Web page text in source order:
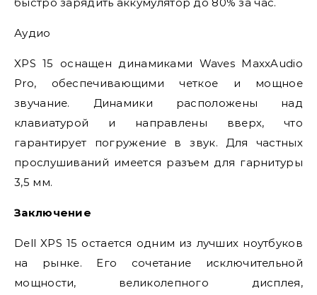
Аудио
XPS 15 оснащен динамиками Waves MaxxAudio
Pro, обеспечивающими четкое и мощное
звучание. Динамики расположены над
клавиатурой и направлены вверх, что
гарантирует погружение в звук. Для частных
прослушиваний имеется разъем для гарнитуры
3,5 мм.
Заключение
Dell XPS 15 остается одним из лучших ноутбуков
на рынке. Его сочетание исключительной
мощности, великолепного дисплея,